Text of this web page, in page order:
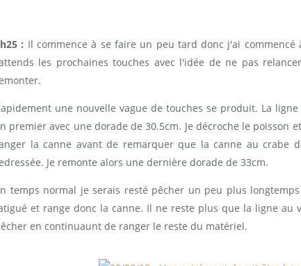
: Il commence à se faire un peu tard donc j'ai commencé
les prochaines touches avec l'idée de ne pas
une nouvelle vague de touches se produit. La
premier avec une dorade de 30.5cm. Je décroche le poisson
la canne avant de remarquer que la canne au crabe
Je remonte alors une dernière dorade de 33cm.
temps normal je serais resté pêcher un peu plus
et range donc la canne. Il ne reste plus que la ligne au
en continuaunt de ranger le reste du matériel.